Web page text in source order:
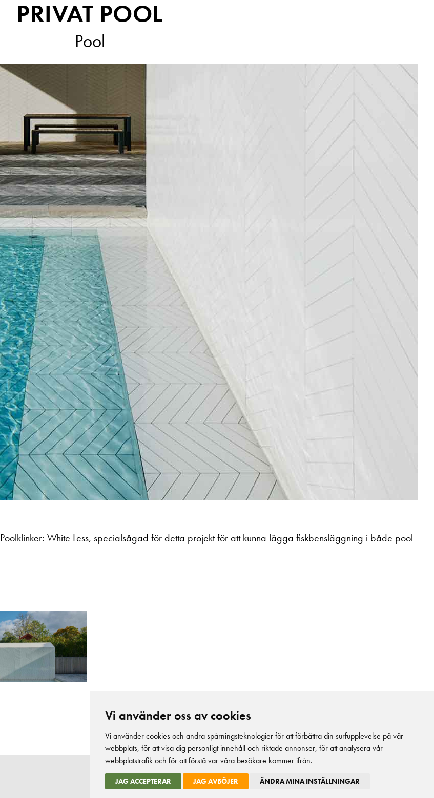
Vi använder oss av cookies
Vi använder cookies och andra spårningsteknologier för att förbättra din surfupplevelse på vår
webbplats, för att visa dig personligt innehåll och riktade annonser, för att analysera vår
webbplatstrafik och för att förstå var våra besökare kommer ifrån.
JAG ACCEPTERAR JAG AVBÖJER ÄNDRA MINA INSTÄLLNINGAR
PRIVAT POOL
Pool
Poolklinker: White Less, specialsågad för detta projekt för att kunna lägga fiskbensläggning i både pool